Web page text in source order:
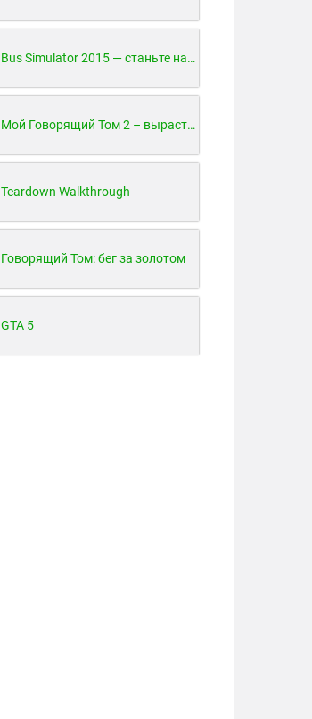
Bus Simulator 2015 — станьте настоящим водителем автобуса!
Мой Говорящий Том 2 – вырасти и воспитай своего котенка
Teardown Walkthrough
Говорящий Том: бег за золотом
GTA 5